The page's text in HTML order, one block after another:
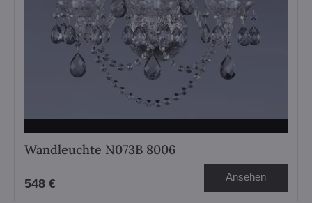
Wandleuchte N073B 8006
548 € Ansehen